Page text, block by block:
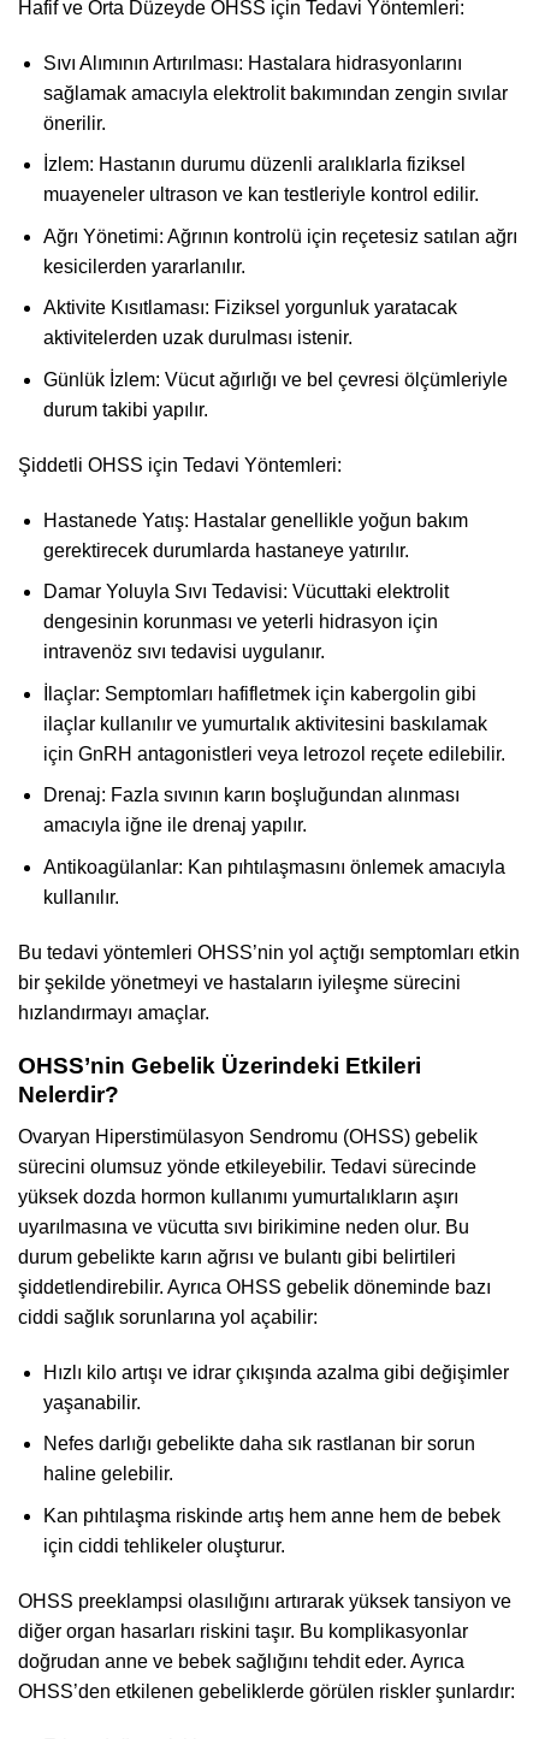
Hafif ve Orta Düzeyde OHSS için Tedavi Yöntemleri:
Sıvı Alımının Artırılması: Hastalara hidrasyonlarını
sağlamak amacıyla elektrolit bakımından zengin sıvılar
önerilir.
İzlem: Hastanın durumu düzenli aralıklarla fiziksel
muayeneler ultrason ve kan testleriyle kontrol edilir.
Ağrı Yönetimi: Ağrının kontrolü için reçetesiz satılan ağrı
kesicilerden yararlanılır.
Aktivite Kısıtlaması: Fiziksel yorgunluk yaratacak
aktivitelerden uzak durulması istenir.
Günlük İzlem: Vücut ağırlığı ve bel çevresi ölçümleriyle
durum takibi yapılır.
Şiddetli OHSS için Tedavi Yöntemleri:
Hastanede Yatış: Hastalar genellikle yoğun bakım
gerektirecek durumlarda hastaneye yatırılır.
Damar Yoluyla Sıvı Tedavisi: Vücuttaki elektrolit
dengesinin korunması ve yeterli hidrasyon için
intravenöz sıvı tedavisi uygulanır.
İlaçlar: Semptomları hafifletmek için kabergolin gibi
ilaçlar kullanılır ve yumurtalık aktivitesini baskılamak
için GnRH antagonistleri veya letrozol reçete edilebilir.
Drenaj: Fazla sıvının karın boşluğundan alınması
amacıyla iğne ile drenaj yapılır.
Antikoagülanlar: Kan pıhtılaşmasını önlemek amacıyla
kullanılır.
Bu tedavi yöntemleri OHSS’nin yol açtığı semptomları etkin
bir şekilde yönetmeyi ve hastaların iyileşme sürecini
hızlandırmayı amaçlar.
OHSS’nin Gebelik Üzerindeki Etkileri
Nelerdir?
Ovaryan Hiperstimülasyon Sendromu (OHSS) gebelik
sürecini olumsuz yönde etkileyebilir. Tedavi sürecinde
yüksek dozda hormon kullanımı yumurtalıkların aşırı
uyarılmasına ve vücutta sıvı birikimine neden olur. Bu
durum gebelikte karın ağrısı ve bulantı gibi belirtileri
şiddetlendirebilir. Ayrıca OHSS gebelik döneminde bazı
ciddi sağlık sorunlarına yol açabilir:
Hızlı kilo artışı ve idrar çıkışında azalma gibi değişimler
yaşanabilir.
Nefes darlığı gebelikte daha sık rastlanan bir sorun
haline gelebilir.
Kan pıhtılaşma riskinde artış hem anne hem de bebek
için ciddi tehlikeler oluşturur.
OHSS preeklampsi olasılığını artırarak yüksek tansiyon ve
diğer organ hasarları riskini taşır. Bu komplikasyonlar
doğrudan anne ve bebek sağlığını tehdit eder. Ayrıca
OHSS’den etkilenen gebeliklerde görülen riskler şunlardır: